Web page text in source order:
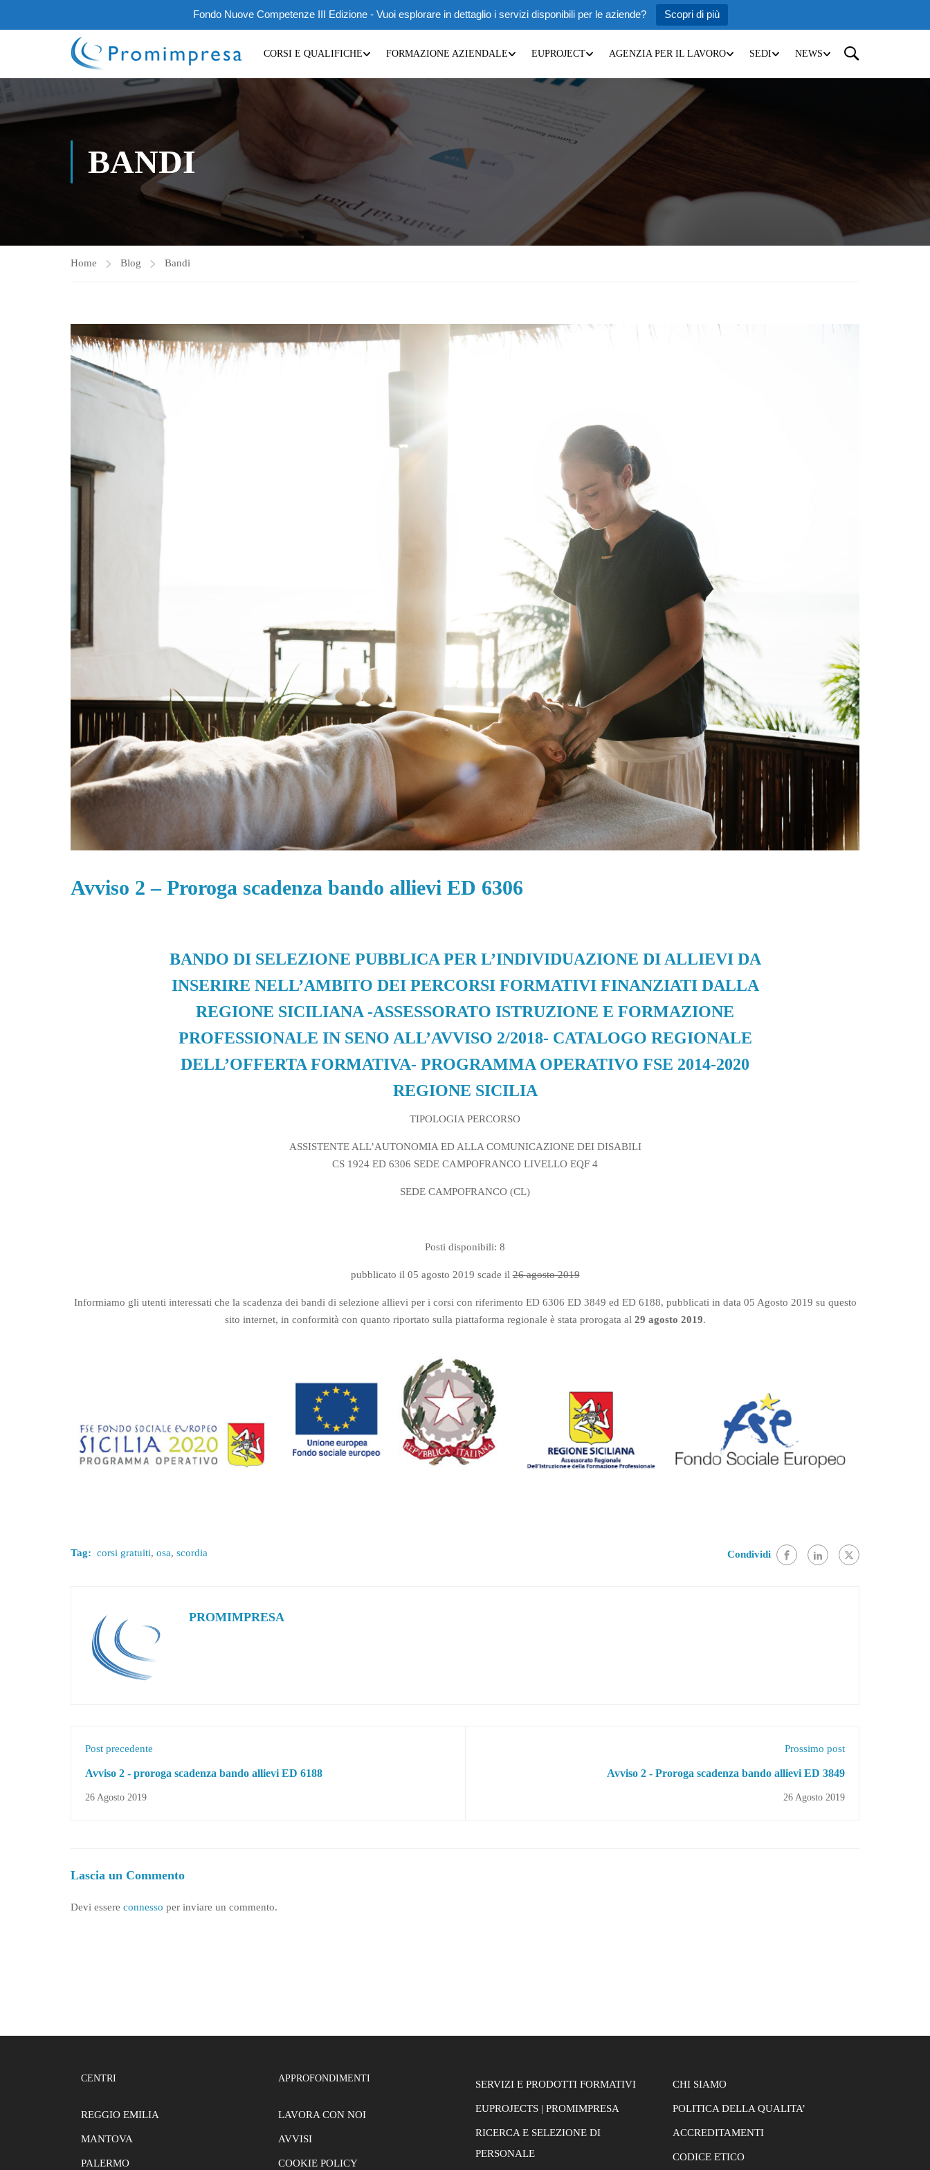
Fondo Nuove Competenze III Edizione - Vuoi esplorare in dettaglio i servizi disponibili per le aziende? Scopri di più
CORSI E QUALIFICHE FORMAZIONE AZIENDALE EUPROJECT AGENZIA PER IL LAVORO SEDI NEWS
BANDI
Home Blog Bandi
Avviso 2 – Proroga scadenza bando allievi ED 6306
BANDO DI SELEZIONE PUBBLICA PER L’INDIVIDUAZIONE DI ALLIEVI DA
INSERIRE NELL’AMBITO DEI PERCORSI FORMATIVI FINANZIATI DALLA
REGIONE SICILIANA -ASSESSORATO ISTRUZIONE E FORMAZIONE
PROFESSIONALE IN SENO ALL’AVVISO 2/2018- CATALOGO REGIONALE
DELL’OFFERTA FORMATIVA- PROGRAMMA OPERATIVO FSE 2014-2020
REGIONE SICILIA
TIPOLOGIA PERCORSO
ASSISTENTE ALL’AUTONOMIA ED ALLA COMUNICAZIONE DEI DISABILI
CS 1924 ED 6306 SEDE CAMPOFRANCO LIVELLO EQF 4
SEDE CAMPOFRANCO (CL)
Posti disponibili: 8
pubblicato il 05 agosto 2019 scade il26 agosto 2019
Informiamo gli utenti interessati che la scadenza dei bandi di selezione allievi per i corsi con riferimento ED 6306 ED 3849 ed ED 6188, pubblicati in data 05 Agosto 2019 su questo
sito internet, in conformità con quanto riportato sulla piattaforma regionale è stata prorogata al 29 agosto 2019.
Tag: corsi gratuiti, osa, scordia Condividi
PROMIMPRESA
Post precedente
Avviso 2 - proroga scadenza bando allievi ED 6188
26 Agosto 2019
Prossimo post
Avviso 2 - Proroga scadenza bando allievi ED 3849
26 Agosto 2019
Lascia un Commento
Devi essere connesso per inviare un commento.
CENTRI
REGGIO EMILIA
MANTOVA
PALERMO
APPROFONDIMENTI
LAVORA CON NOI
AVVISI
COOKIE POLICY
SERVIZI E PRODOTTI FORMATIVI
EUPROJECTS | PROMIMPRESA
RICERCA E SELEZIONE DI
PERSONALE
CHI SIAMO
POLITICA DELLA QUALITA’
ACCREDITAMENTI
CODICE ETICO